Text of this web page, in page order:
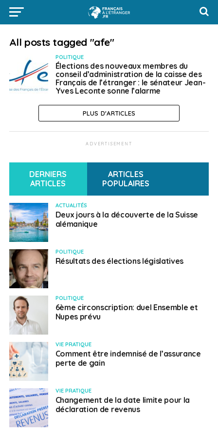
All posts tagged "afe"
POLITIQUE
Élections des nouveaux membres du
conseil d’administration de la caisse des
Français de l’étranger : le sénateur Jean-
Yves Leconte sonne l’alarme
PLUS D'ARTICLES
ADVERTISEMENT
DERNIERS
ARTICLES
ARTICLES
POPULAIRES
ACTUALITÉS
Deux jours à la découverte de la Suisse
alémanique
POLITIQUE
Résultats des élections législatives
POLITIQUE
6ème circonscription: duel Ensemble et
Nupes prévu
VIE PRATIQUE
Comment être indemnisé de l’assurance
perte de gain
VIE PRATIQUE
Changement de la date limite pour la
déclaration de revenus